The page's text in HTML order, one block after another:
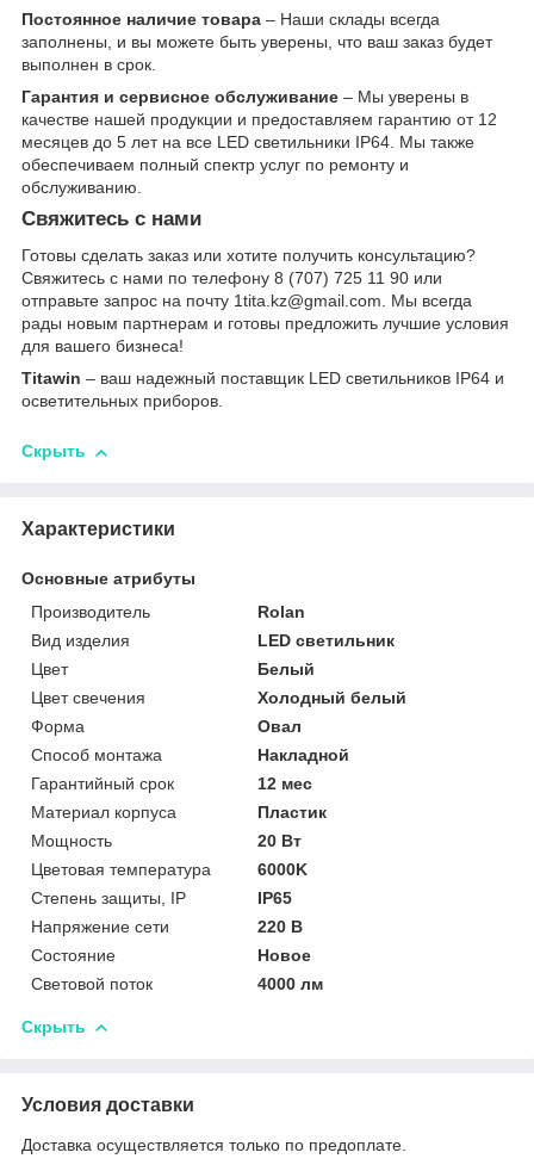
Постоянное наличие товара – Наши склады всегда
заполнены, и вы можете быть уверены, что ваш заказ будет
выполнен в срок.
Гарантия и сервисное обслуживание – Мы уверены в
качестве нашей продукции и предоставляем гарантию от 12
месяцев до 5 лет на все LED светильники IP64. Мы также
обеспечиваем полный спектр услуг по ремонту и
обслуживанию.
Свяжитесь с нами
Готовы сделать заказ или хотите получить консультацию?
Свяжитесь с нами по телефону 8 (707) 725 11 90 или
отправьте запрос на почту 1tita.kz@gmail.com. Мы всегда
рады новым партнерам и готовы предложить лучшие условия
для вашего бизнеса!
Titawin – ваш надежный поставщик LED светильников IP64 и
осветительных приборов.
Скрыть
Характеристики
Основные атрибуты
Производитель
Rolan
Вид изделия
LED светильник
Цвет
Белый
Цвет свечения
Холодный белый
Форма
Овал
Способ монтажа
Накладной
Гарантийный срок
12 мес
Материал корпуса
Пластик
Мощность
20 Вт
Цветовая температура
6000K
Степень защиты, IP
IP65
Напряжение сети
220 В
Состояние
Новое
Световой поток
4000 лм
Скрыть
Условия доставки
Доставка осуществляется только по предоплате.